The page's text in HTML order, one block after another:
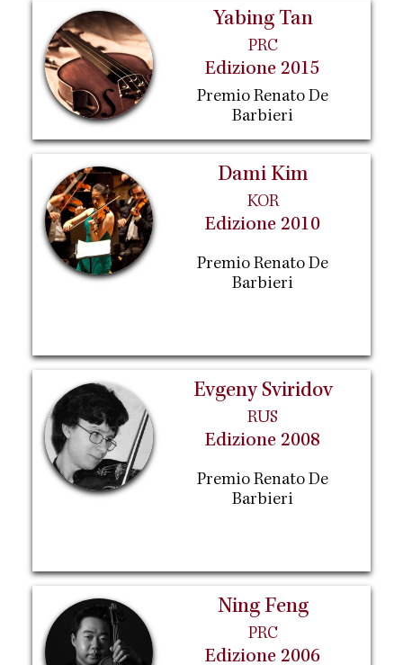
Yabing Tan
PRC
Edizione 2015
Premio Renato De
Barbieri
Dami Kim
KOR
Edizione 2010
Premio Renato De
Barbieri
Evgeny Sviridov
RUS
Edizione 2008
Premio Renato De
Barbieri
Ning Feng
PRC
Edizione 2006